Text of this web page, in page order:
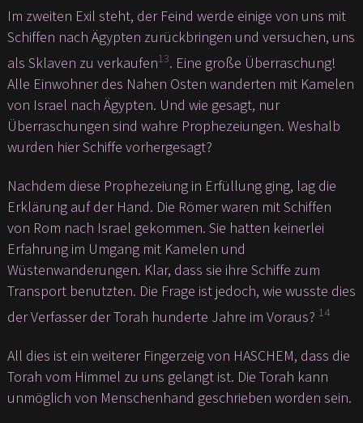
Im zweiten Exil steht, der Feind werde einige von uns mit
Schiffen nach Ägypten zurückbringen und versuchen, uns
als Sklaven zu verkaufen13. Eine große Überraschung!
Alle Einwohner des Nahen Osten wanderten mit Kamelen
von Israel nach Ägypten. Und wie gesagt, nur
Überraschungen sind wahre Prophezeiungen. Weshalb
wurden hier Schiffe vorhergesagt?
Nachdem diese Prophezeiung in Erfüllung ging, lag die
Erklärung auf der Hand. Die Römer waren mit Schiffen
von Rom nach Israel gekommen. Sie hatten keinerlei
Erfahrung im Umgang mit Kamelen und
Wüstenwanderungen. Klar, dass sie ihre Schiffe zum
Transport benutzten. Die Frage ist jedoch, wie wusste dies
der Verfasser der Torah hunderte Jahre im Voraus? 14
All dies ist ein weiterer Fingerzeig von HASCHEM, dass die
Torah vom Himmel zu uns gelangt ist. Die Torah kann
unmöglich von Menschenhand geschrieben worden sein.